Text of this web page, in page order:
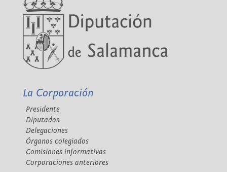
La Corporación
Presidente
Diputados
Delegaciones
Órganos colegiados
Comisiones informativas
Corporaciones anteriores